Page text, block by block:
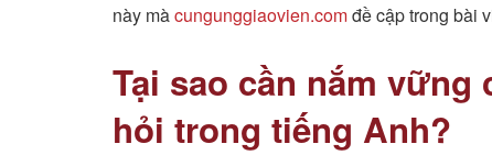
này màcungunggiaovien.comđề cập trong bài
Tại sao cần nắm
hỏi trong tiếng Anh?